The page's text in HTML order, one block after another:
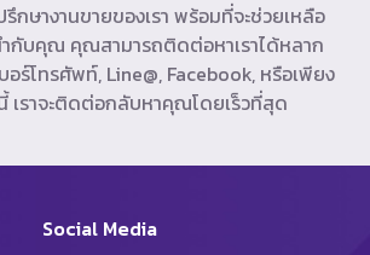
กษางานขายของเรา พร้อมที่จะช่วยเหลือ
ำกับคุณ คุณสามารถติดต่อหาเราได้หลาก
อร์โทรศัพท์, Line@, Facebook, หรือเพียง
เราจะติดต่อกลับหาคุณโดยเร็วที่สุด
Social Media